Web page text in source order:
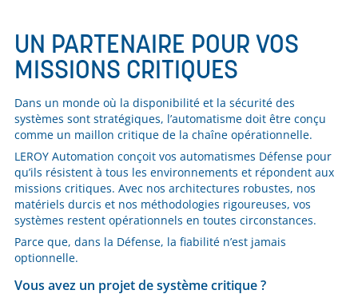
UN PARTENAIRE POUR VOS
MISSIONS CRITIQUES
Dans un monde où la disponibilité et la sécurité des
systèmes sont stratégiques, l’automatisme doit être conçu
comme un maillon critique de la chaîne opérationnelle.
LEROY Automation conçoit vos automatismes Défense pour
qu’ils résistent à tous les environnements et répondent aux
missions critiques. Avec nos architectures robustes, nos
matériels durcis et nos méthodologies rigoureuses, vos
systèmes restent opérationnels en toutes circonstances.
Parce que, dans la Défense, la fiabilité n’est jamais
optionnelle.
Vous avez un projet de système critique ?